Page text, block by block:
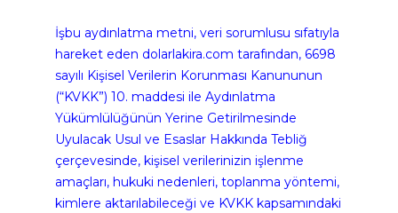
İşbu aydınlatma metni, veri sorumlusu sıfatıyla
hareket eden dolarlakira.com tarafından, 6698
sayılı Kişisel Verilerin Korunması Kanununun
(“KVKK”) 10. maddesi ile Aydınlatma
Yükümlülüğünün Yerine Getirilmesinde
Uyulacak Usul ve Esaslar Hakkında Tebliğ
çerçevesinde, kişisel verilerinizin işlenme
amaçları, hukuki nedenleri, toplanma yöntemi,
kimlere aktarılabileceği ve KVKK kapsamındaki